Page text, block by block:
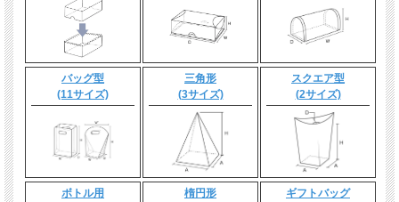
バッグ型
(11サイズ)
三角形
(3サイズ)
スクエア型
(2サイズ)
ボトル用
楕円形
ギフトバッグ